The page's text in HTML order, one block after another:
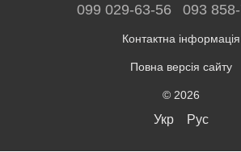
099 029-63-56 093
Контактна інформація
Повна версія сайту
© 2026
Укр Рус